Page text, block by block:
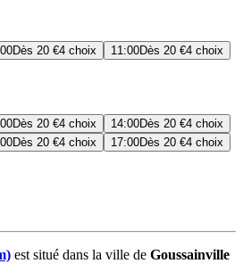
Dès 20 €4 choix 11:00Dès 20 €4 choix
Dès 20 €4 choix 14:00Dès 20 €4 choix
Dès 20 €4 choix 17:00Dès 20 €4 choix
est situé dans la ville de Goussainville